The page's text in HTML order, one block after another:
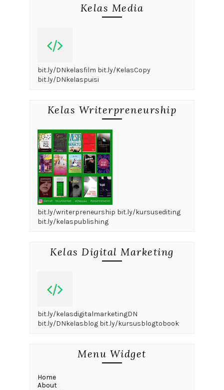
Kelas Media
bit.ly/DNkelasfilm bit.ly/KelasCopy
bit.ly/DNkelaspuisi
Kelas Writerpreneurship
bit.ly/writerpreneurship bit.ly/kursusediting
bit.ly/kelaspublishing
Kelas Digital Marketing
bit.ly/kelasdigitalmarketingDN
bit.ly/DNkelasblog bit.ly/kursusblogtobook
Menu Widget
Home
About